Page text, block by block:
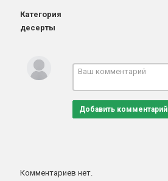
Категория
десерты
Добавить комментарий
Комментариев нет.